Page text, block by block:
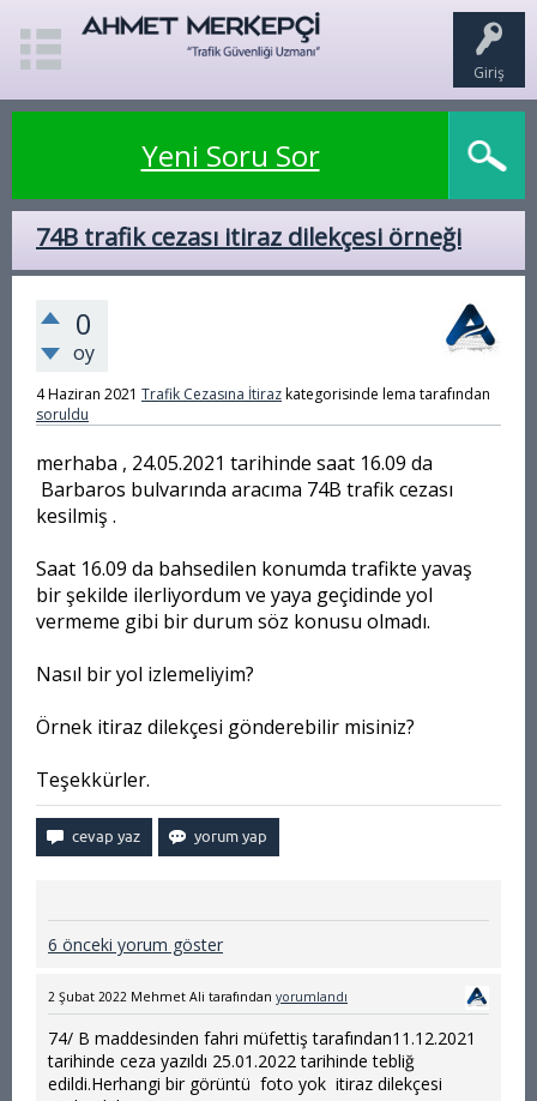
Giriş
Yeni Soru Sor
74B trafik cezası itiraz dilekçesi örneği
0
oy
4 Haziran 2021 Trafik Cezasına İtirazkategorisinde lema tarafından
soruldu
merhaba , 24.05.2021 tarihinde saat 16.09 da
Barbaros bulvarında aracıma 74B trafik cezası
kesilmiş .
Saat 16.09 da bahsedilen konumda trafikte yavaş
bir şekilde ilerliyordum ve yaya geçidinde yol
vermeme gibi bir durum söz konusu olmadı.
Nasıl bir yol izlemeliyim?
Örnek itiraz dilekçesi gönderebilir misiniz?
Teşekkürler.
6 önceki yorum göster
2 Şubat 2022 Mehmet Ali tarafından yorumlandı
74/ B maddesinden fahri müfettiş tarafından11.12.2021
tarihinde ceza yazıldı 25.01.2022 tarihinde tebliğ
edildi.Herhangi bir görüntü foto yok itiraz dilekçesi